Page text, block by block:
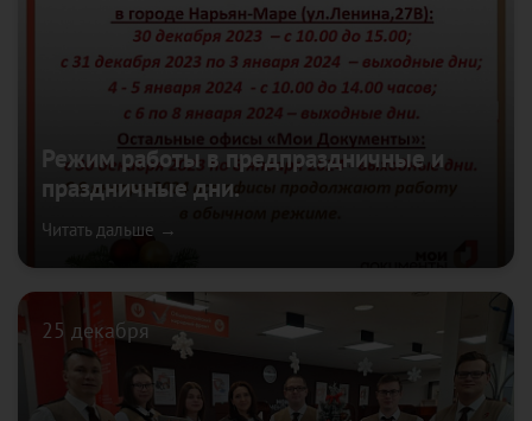
Режим работы в предпраздничные и
праздничные дни.
Читать дальше →
25 декабря